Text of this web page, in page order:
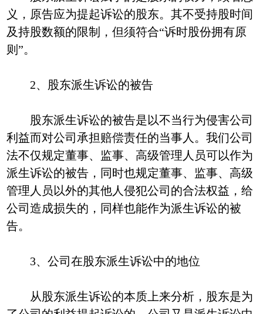
义，原告应为提起诉讼的股东。其不受持股时间
及持股数额的限制，但须符合“诉时股份拥有原
则”。
2、股东派生诉讼的被告
股东派生诉讼的被告是以不当行为侵害公司
利益而对公司承担赔偿责任的当事人。我们公司
法不仅规定董事、监事、高级管理人员可以作为
派生诉讼的被告，同时也规定董事、监事、高级
管理人员以外的其他人侵犯公司的合法权益，给
公司造成损失的，同样也能作为派生诉讼的被
告。
3、公司在股东派生诉讼中的地位
从股东派生诉讼的本质上来分析，股东是为